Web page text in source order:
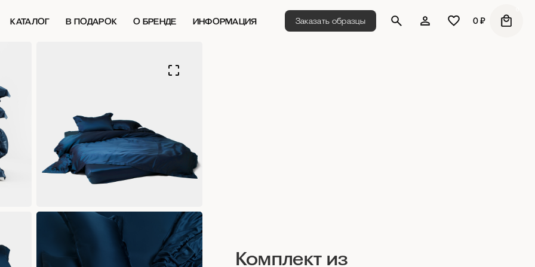
КАТАЛОГ В ПОДАРОК О БРЕНДЕ ИНФОРМАЦИЯ Заказать образцы 0₽
Комплект из